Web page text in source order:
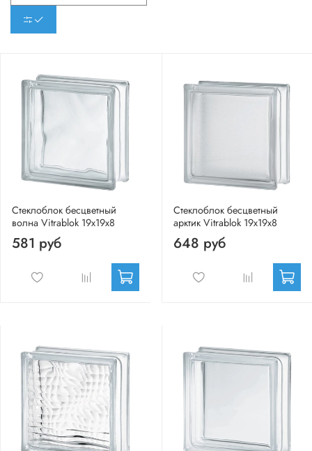
Стеклоблок бесцветный
волна Vitrablok 19х19х8
581 руб
Стеклоблок бесцветный
арктик Vitrablok 19х19х8
648 руб